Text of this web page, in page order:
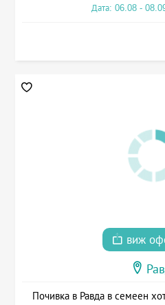
Дата: 06.08 -
виж
Почивка в Равда в семеен